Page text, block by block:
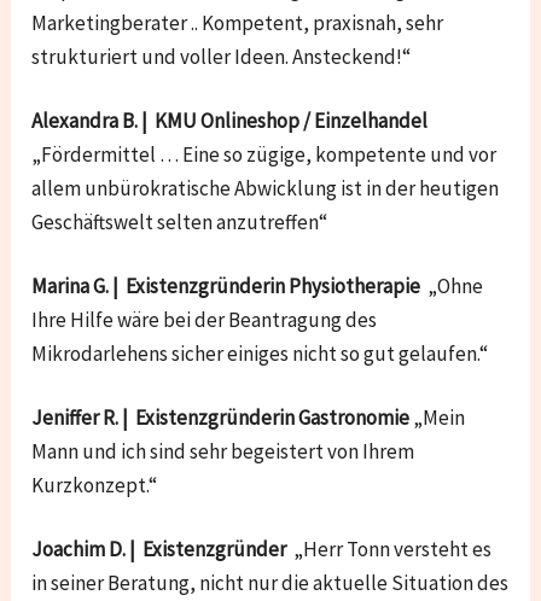
Marketingberater .. Kompetent, praxisnah, sehr
strukturiert und voller Ideen. Ansteckend!“
Alexandra B. | KMU Onlineshop / Einzelhandel
„Fördermittel … Eine so zügige, kompetente und vor
allem unbürokratische Abwicklung ist in der heutigen
Geschäftswelt selten anzutreffen“
Marina G. | Existenzgründerin Physiotherapie „Ohne
Ihre Hilfe wäre bei der Beantragung des
Mikrodarlehens sicher einiges nicht so gut gelaufen.“
Jeniffer R. | Existenzgründerin Gastronomie„Mein
Mann und ich sind sehr begeistert von Ihrem
Kurzkonzept.“
Joachim D. | Existenzgründer „Herr Tonn versteht es
in seiner Beratung, nicht nur die aktuelle Situation des